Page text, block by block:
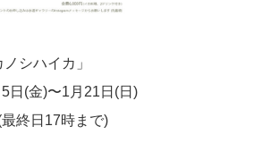
シハイカ」
日(金)〜1月21日(日)
終日17時まで)